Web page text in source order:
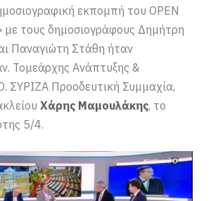
εκπομπή του OPEN
τους δημοσιογράφους Δημήτρη
Παναγιώτη Στάθη ήταν
Τομεάρχης Ανάπτυξης &
ΣΥΡΙΖΑ Προοδευτική Συμμαχία,
Χάρης Μαμουλάκης, το
5/4.